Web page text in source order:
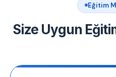
Eğitim
Size Uygun